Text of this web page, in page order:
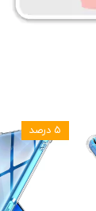
۵ درصد